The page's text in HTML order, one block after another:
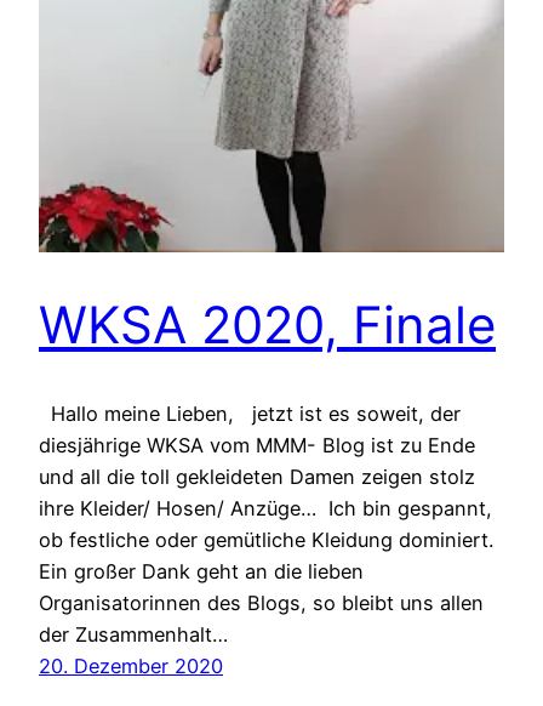
WKSA 2020, Finale
Hallo meine Lieben, jetzt ist es soweit, der
diesjährige WKSA vom MMM- Blog ist zu Ende
und all die toll gekleideten Damen zeigen stolz
ihre Kleider/ Hosen/ Anzüge… Ich bin gespannt,
ob festliche oder gemütliche Kleidung dominiert.
Ein großer Dank geht an die lieben
Organisatorinnen des Blogs, so bleibt uns allen
der Zusammenhalt…
20. Dezember 2020